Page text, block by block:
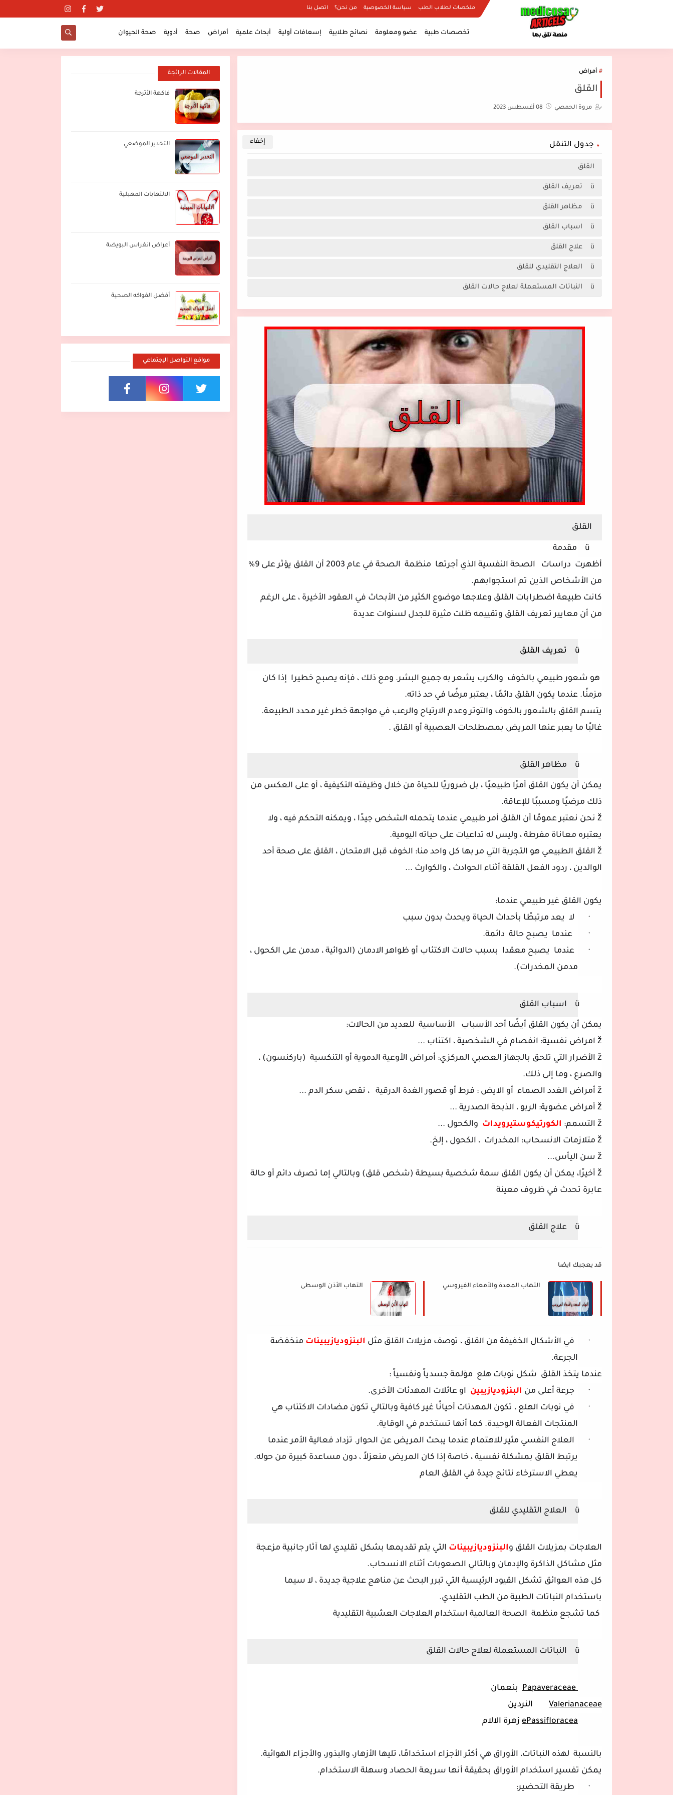
ملخصات لطلاب الطب سياسة الخصوصية من نحن؟ اتصل بنا
تخصصات طبية عضو ومعلومة نصائح طلابية إسعافات أولية أبحاث علمية أمراض صحة أدوية صحة الحيوان
أمراض
القلق
مروة الحمصي 08 أغسطس 2023
جدول التنقل
القلق
ü تعريف القلق
ü مظاهر القلق
ü اسباب القلق
ü علاج القلق
ü العلاج التقليدي للقلق
ü النباتات المستعملة لعلاج حالات القلق
القلق
ü
مقدمة
أظهرت دراسات الصحة النفسية الذي أجرتها منظمة
الصحة في عام 2003 أن القلق يؤثر على 9٪
من الأشخاص الذين تم استجوابهم.
كانت طبيعة اضطرابات القلق وعلاجها موضوع الكثير من الأبحاث في العقود الأخيرة ، على الرغم
من أن معايير تعريف القلق وتقييمه ظلت مثيرة للجدل لسنوات عديدة
ü تعريف القلق
هو شعور طبيعي بالخوف والكرب يشعر به جميع البشر. ومع ذلك ، فإنه يصبح خطيرا إذا كان
مزمنًا. عندما يكون القلق دائمًا ، يعتبر مرضًا في حد ذاته.
يتسم القلق بالشعور بالخوف والتوتر وعدم الارتياح والرعب في مواجهة خطر غير محدد الطبيعة.
غالبًا ما يعبر عنها المريض بمصطلحات العصبية أو القلق .
ü مظاهر القلق
يمكن أن يكون القلق أمرًا طبيعيًا ، بل ضروريًا للحياة من خلال وظيفته التكيفية ، أو على العكس من
ذلك مرضيًا ومسببًا للإعاقة.
ž نحن نعتبر عمومًا أن القلق أمر طبيعي عندما يتحمله الشخص جيدًا ، ويمكنه التحكم فيه ، ولا
يعتبره معاناة مفرطة ، وليس له تداعيات على حياته اليومية.
ž القلق الطبيعي هو التجربة التي مر بها كل واحد منا: الخوف قبل الامتحان ، القلق على صحة أحد
الوالدين ، ردود الفعل القلقة أثناء الحوادث ، والكوارث ...
يكون القلق غير طبيعي عندما:
·
لا يعد مرتبطًا بأحداث الحياة ويحدث بدون سبب
·
عندما يصبح حالة دائمة.
·
عندما يصبح معقدا
بسبب حالات الاكتئاب أو ظواهر الادمان (الدوائية ، مدمن على الكحول ،
مدمن المخدرات).
ü اسباب القلق
يمكن أن يكون القلق أيضًا أحد الأسباب الأساسية للعديد من الحالات:
ž امراض نفسية: انفصام في الشخصية ، اكتئاب ...
ž الأضرار التي تلحق بالجهاز العصبي المركزي: أمراض الأوعية الدموية أو التنكسية (باركنسون) ،
والصرع ، وما إلى ذلك.
ž أمراض الغدد الصماء أو الايض : فرط أو قصور الغدة الدرقية
، نقص سكر الدم ...
ž أمراض عضوية: الربو ، الذبحة الصدرية ...
ž التسمم: الكورتيكوستيرويدات والكحول ...
ž متلازمات الانسحاب: المخدرات ، الكحول ، إلخ.
ž سن اليأس...
ž أخيرًا، يمكن أن يكون القلق سمة شخصية بسيطة (شخص قلق) وبالتالي إما تصرف دائم أو حالة
عابرة تحدث في ظروف معينة
ü علاج القلق
قد يعجبك ايضا
التهاب المعدة والأمعاء الفيروسي التهاب الأذن الوسطى
· في الأشكال الخفيفة من القلق ، توصف مزيلات القلق مثل البنزوديازيبينات منخفضة
الجرعة.
عندما يتخذ القلق شكل نوبات هلع مؤلمة جسدياً ونفسياً :
·
جرعة أعلى من البنزوديازيبين او عائلات المهدئات الأخرى.
·
في نوبات الهلع ، تكون المهدئات أحيانًا غير كافية وبالتالي تكون مضادات الاكتئاب هي
المنتجات الفعالة الوحيدة. كما أنها تستخدم في الوقاية.
·
العلاج النفسي مثير للاهتمام عندما يبحث المريض عن الحوار. تزداد فعالية الأمر عندما
يرتبط القلق بمشكلة نفسية ، خاصة إذا كان المريض منعزلاً ، دون مساعدة كبيرة من حوله.
يعطي الاسترخاء نتائج جيدة في القلق العام
ü العلاج التقليدي للقلق
العلاجات بمزيلات القلق والبنزوديازيبينات التي يتم تقديمها بشكل تقليدي لها آثار جانبية مزعجة
مثل مشاكل الذاكرة والإدمان وبالتالي الصعوبات أثناء الانسحاب.
كل هذه العوائق تشكل القيود الرئيسية التي تبرر البحث عن مناهج علاجية جديدة ، لا سيما
باستخدام النباتات الطبية من الطب التقليدي.
كما تشجع منظمة الصحة العالمية استخدام العلاجات العشبية التقليدية
ü النباتات المستعملة لعلاج حالات القلق
Papaveraceae
بنعمان
Valerianaceae
النردين
Passifloracea
e زهرة الالام
بالنسبة لهذه النباتات، الأوراق هي أكثر الأجزاء استخدامًا، تليها الأزهار، والبذور، والأجزاء الهوائية.
يمكن تفسير استخدام الأوراق بحقيقة أنها سريعة الحصاد وسهلة الاستخدام.
·
طريقة التحضير:
المقالات الرائجة
فاكهة الأترجة
التخدير الموضعي
الالتهابات المهبلية
أعراض انغراس البويضة
أفضل الفواكه الصحية
مواقع التواصل الإجتماعي